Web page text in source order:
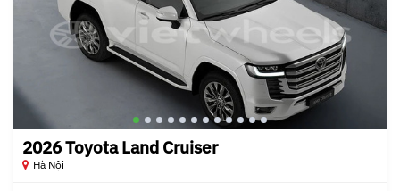
2026 Toyota Land Cruiser
Hà Nội